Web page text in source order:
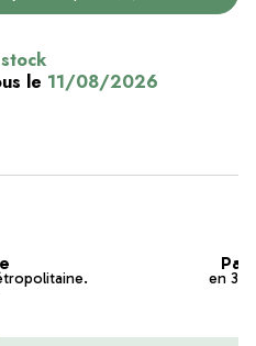
le 11/08/2026
en 3x